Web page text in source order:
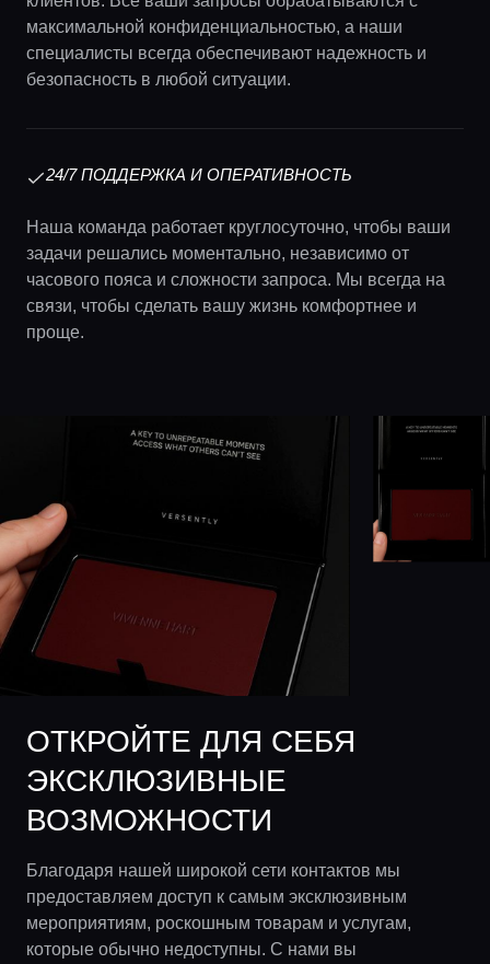
максимальной конфиденциальностью, а наши
специалисты всегда обеспечивают надежность и
безопасность в любой ситуации.
24/7 ПОДДЕРЖКА И ОПЕРАТИВНОСТЬ
Наша команда работает круглосуточно, чтобы ваши
задачи решались моментально, независимо от
часового пояса и сложности запроса. Мы всегда на
связи, чтобы сделать вашу жизнь комфортнее и
проще.
ОТКРОЙТЕ ДЛЯ СЕБЯ
ЭКСКЛЮЗИВНЫЕ
ВОЗМОЖНОСТИ
Благодаря нашей широкой сети контактов мы
предоставляем доступ к самым эксклюзивным
мероприятиям, роскошным товарам и услугам,
которые обычно недоступны. С нами вы